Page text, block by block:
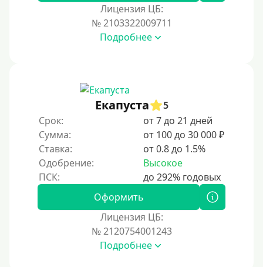
Лицензия ЦБ:
№ 2103322009711
Подробнее
Екапуста
5
Срок:
от 7 до 21 дней
Сумма:
от 100 до 30 000 ₽
Ставка:
от 0.8 до 1.5%
Одобрение:
Высокое
Оформить
Лицензия ЦБ:
№ 2120754001243
Подробнее